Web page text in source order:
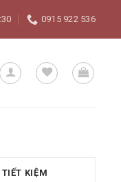
0915 922 536
KIỆM